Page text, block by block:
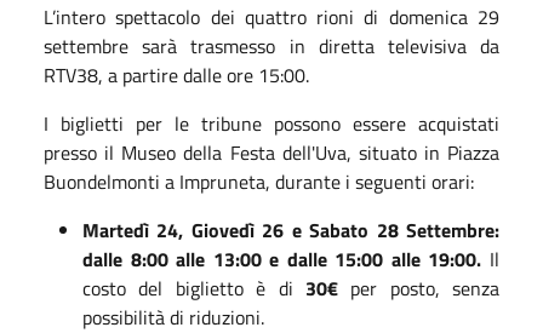
L’intero spettacolo dei quattro rioni di domenica 29
settembre sarà trasmesso in diretta televisiva da
RTV38, a partire dalle ore 15:00.
I biglietti per le tribune possono essere acquistati
presso il Museo della Festa dell'Uva, situato in Piazza
Buondelmonti a Impruneta, durante i seguenti orari:
Martedì 24, Giovedì 26 e Sabato 28 Settembre:
dalle 8:00 alle 13:00 e dalle 15:00 alle 19:00. Il
costo del biglietto è di 30€ per posto, senza
possibilità di riduzioni.